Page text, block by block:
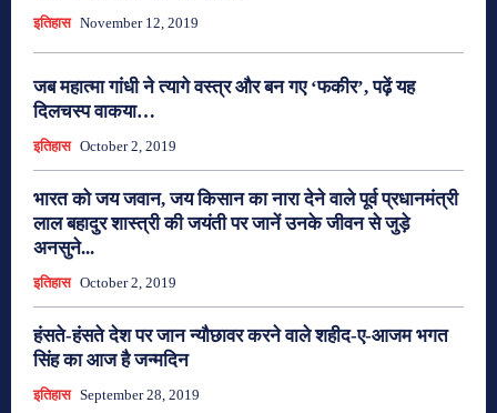
इतिहास November 12, 2019
जब महात्मा गांधी ने त्यागे वस्त्र और बन गए ‘फकीर’, पढ़ें यह
दिलचस्प वाकया…
इतिहास October 2, 2019
भारत को जय जवान, जय किसान का नारा देने वाले पूर्व प्रधानमंत्री
लाल बहादुर शास्त्री की जयंती पर जानें उनके जीवन से जुड़े
अनसुने...
इतिहास October 2, 2019
हंसते-हंसते देश पर जान न्यौछावर करने वाले शहीद-ए-आजम भगत
सिंह का आज है जन्मदिन
इतिहास September 28, 2019